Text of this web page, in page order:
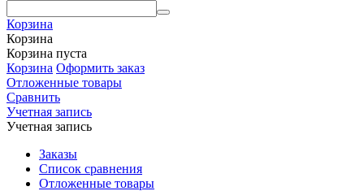
Корзина
Корзина
Корзина пуста
Корзина Оформить заказ
Отложенные товары
Сравнить
Учетная запись
Учетная запись
Заказы
Список сравнения
Отложенные товары